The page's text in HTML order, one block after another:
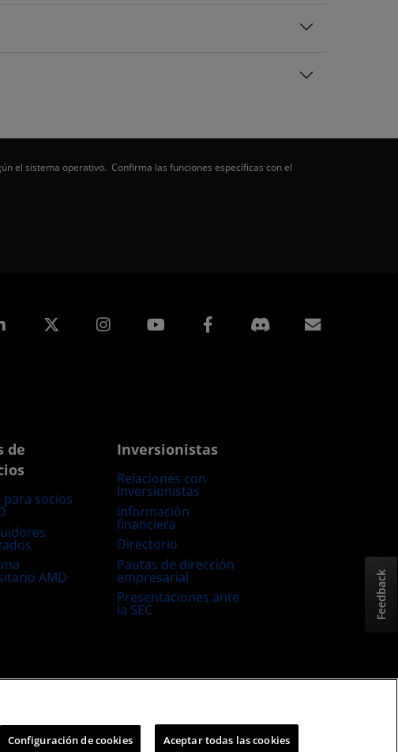
el sistema operativo. Confirma las funciones específicas con el
LinkedIn Instagram Facebook
de
para socios
AMD
Inversionistas
Relaciones con
Inversionistas
Información
financiera
Directorio
Pautas de dirección
empresarial
Presentaciones ante
la SEC Feedback
Configuración de cookies Aceptar todas las cookies